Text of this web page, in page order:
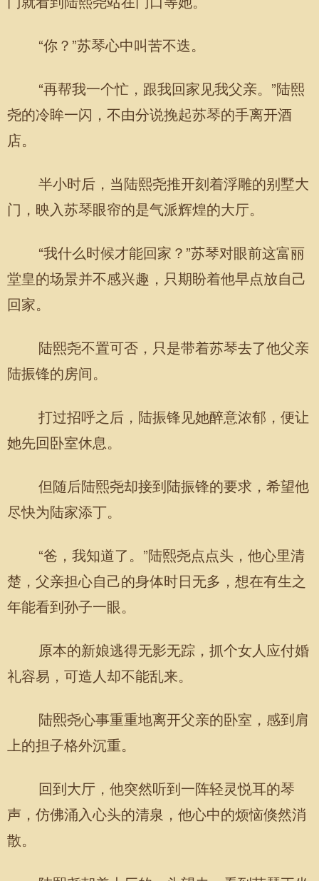
“你？”苏琴心中叫苦不迭。
“再帮我一个忙，跟我回家见我父亲。”陆熙
尧的冷眸一闪，不由分说挽起苏琴的手离开酒
店。
半小时后，当陆熙尧推开刻着浮雕的别墅大
门，映入苏琴眼帘的是气派辉煌的大厅。
“我什么时候才能回家？”苏琴对眼前这富丽
堂皇的场景并不感兴趣，只期盼着他早点放自己
回家。
陆熙尧不置可否，只是带着苏琴去了他父亲
陆振锋的房间。
打过招呼之后，陆振锋见她醉意浓郁，便让
她先回卧室休息。
但随后陆熙尧却接到陆振锋的要求，希望他
尽快为陆家添丁。
“爸，我知道了。”陆熙尧点点头，他心里清
楚，父亲担心自己的身体时日无多，想在有生之
年能看到孙子一眼。
原本的新娘逃得无影无踪，抓个女人应付婚
礼容易，可造人却不能乱来。
陆熙尧心事重重地离开父亲的卧室，感到肩
上的担子格外沉重。
回到大厅，他突然听到一阵轻灵悦耳的琴
声，仿佛涌入心头的清泉，他心中的烦恼倏然消
散。